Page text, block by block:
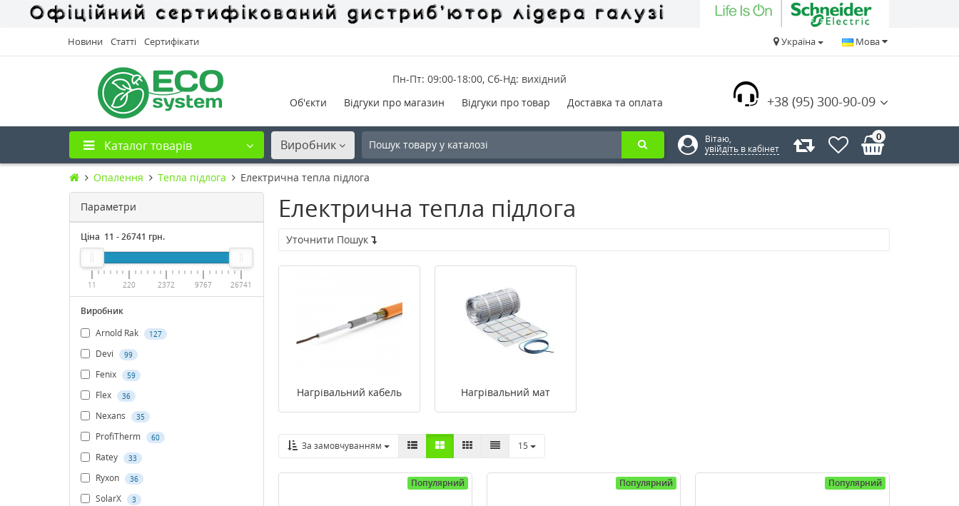
Новини Статті Сертифікати Мова
Україна
+38 (95) 300-90-09
Пн-Пт: 09:00-18:00, Сб-Нд: вихідний
Об'єкти
Відгуки про магазин Відгуки про товар Доставка та оплата
Каталог товарів Виробник
Вітаю,
увійдіть в кабінет
0
Опалення Тепла підлога Електрична тепла підлога
Параметри
Ціна 11 -26741 грн.
11 220 2372 9767 26741
Виробник
Arnold Rak
127
Devi 99
Fenix 59
Flex 36
Nexans 35
ProfiTherm 60
Ratey 33
Ryxon 36
SolarX 3
Електрична тепла підлога
Уточнити Пошук
Нагрівальний кабель Нагрівальний мат
За замовчуванням 15
Популярний Популярний Популярний